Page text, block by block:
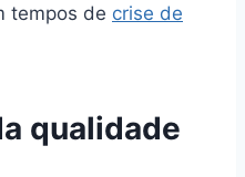
tempos de crise de
qualidade